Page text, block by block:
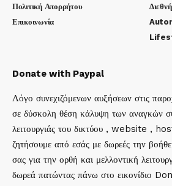
Πολιτική Απορρήτου
Επικοινωνία
Donate with Paypal
Λόγο συνεχιζόμενων αυξήσεων στις
σε δύσκολη θέση κάλυψη των αναγκών
λειτουργιάς του δικτύου , website ,
ζητήσουμε από εσάς με δωρεές την
σας για την ορθή και μελλοντική
δωρεά πατώντας πάνω στο εικονίδιο